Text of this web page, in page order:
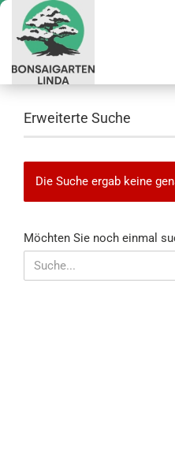
Erweiterte Suche
Die Suche ergab keine
MÖCHTEN
SIE
NOCH
Möchten Sie noch einmal